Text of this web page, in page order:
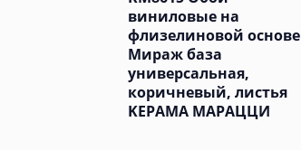
виниловые на
флизелиновой основе
Мираж база
универсальная,
коричневый, листья
KЕРАМА МАРАЦЦИ